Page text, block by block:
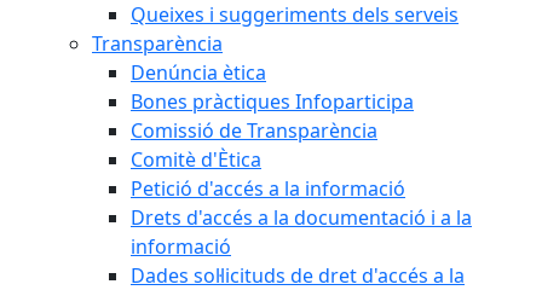
Queixes i suggeriments dels serveis
Transparència
Denúncia ètica
Bones pràctiques Infoparticipa
Comissió de Transparència
Comitè d'Ètica
Petició d'accés a la informació
Drets d'accés a la documentació i a la
informació
Dades sol·licituds de dret d'accés a la